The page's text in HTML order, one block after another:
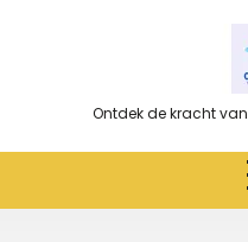
Ontdek de kracht